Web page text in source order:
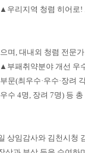
우리지역 청렴 히어로!
며, 대내외 청렴 전문
부패취약분야 개선 우
문(최우수·우수·장려
수 4명, 장려 7명) 등
상임감사와 김천시청